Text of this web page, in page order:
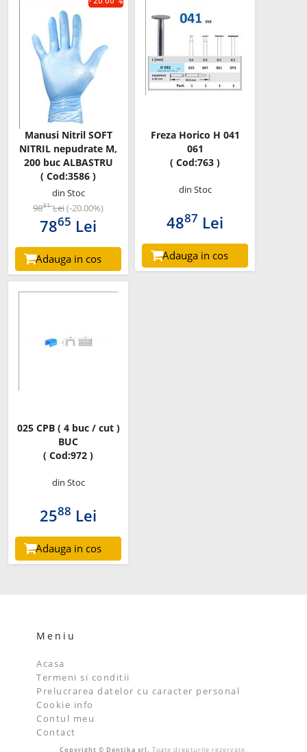
Manusi Nitril SOFT
NITRIL nepudrate M,
200 buc ALBASTRU
( Cod:3586 )
din Stoc
9831Lei(-20.00%)
7865 Lei
Adauga in cos
Freza Horico H 041
061
( Cod:763 )
din Stoc
4887 Lei
Adauga in cos
025 CPB ( 4 buc / cut )
BUC
( Cod:972 )
din Stoc
2588 Lei
Adauga in cos
Meniu
Acasa
Termeni si conditii
Prelucrarea datelor cu caracter personal
Cookie info
Contul meu
Contact
Copyright © Dentika srl. Toate drepturile rezervate.